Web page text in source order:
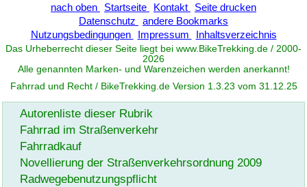
nach oben Startseite Kontakt
Seite drucken
Datenschutz
andere Bookmarks
Nutzungsbedingungen
Impressum Inhaltsverzeichnis
Das Urheberrecht dieser Seite liegt bei www. BikeTrekking.de / 2000-
2026
Alle genannten Marken- und Warenzeichen werden anerkannt!
Fahrrad und Recht / BikeTrekking.de Version 1.3.23 vom 31.12.25
Autorenliste dieser Rubrik
Fahrrad im Straßenverkehr
Fahrradkauf
Novellierung der Straßenverkehrsordnung 2009
Radwegebenutzungspflicht